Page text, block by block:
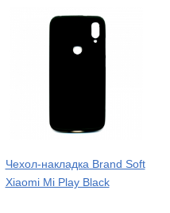
Чехол-накладка Brand Soft
Xiaomi Mi Play Black